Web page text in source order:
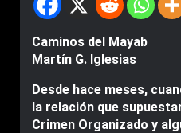
Caminos del Mayab
Martín G. Iglesias
Desde hace meses,
la relación que
Crimen Organizado y